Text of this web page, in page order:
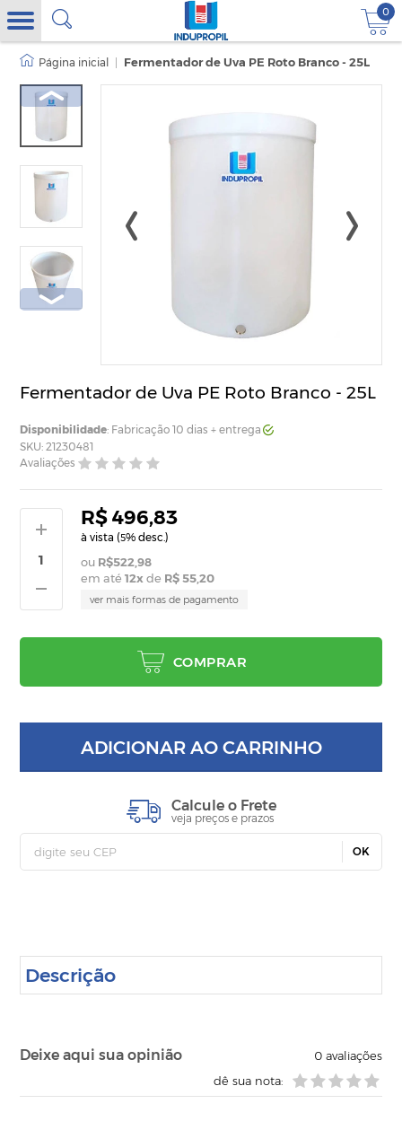
0
Fermentador de Uva PE Roto Branco - 25L
Fermentador de Uva PE Roto Branco - 25L
Disponibilidade: Fabricação 10 dias + entrega
SKU: 21230481
Avaliações
R$ 496,83
à vista (5% desc.)
R$522,98
em até12x de R$ 55,20
ver mais formas de pagamento
COMPRAR
ADICIONAR AO CARRINHO
Calcule o Frete
veja preços e prazos
OK
Descrição
Deixe aqui sua opinião 0avaliações
dê sua nota: